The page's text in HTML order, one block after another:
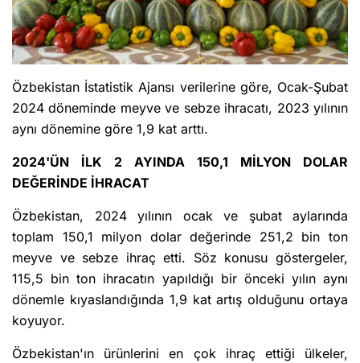
Özbekistan İstatistik Ajansı verilerine göre, Ocak-Şubat
2024 döneminde meyve ve sebze ihracatı, 2023 yılının
aynı dönemine göre 1,9 kat arttı.
2024'ÜN İLK 2 AYINDA 150,1 MİLYON DOLAR
DEĞERİNDE İHRACAT
Özbekistan, 2024 yılının ocak ve şubat aylarında
toplam 150,1 milyon dolar değerinde 251,2 bin ton
meyve ve sebze ihraç etti. Söz konusu göstergeler,
115,5 bin ton ihracatın yapıldığı bir önceki yılın aynı
dönemle kıyaslandığında 1,9 kat artış olduğunu ortaya
koyuyor.
Özbekistan'ın ürünlerini en çok ihraç ettiği ülkeler,